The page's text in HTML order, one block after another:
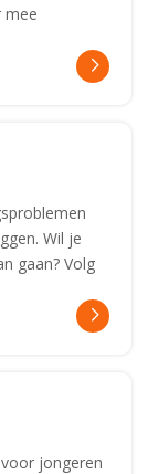
mee
Wil je
gaan? Volg
voor jongeren